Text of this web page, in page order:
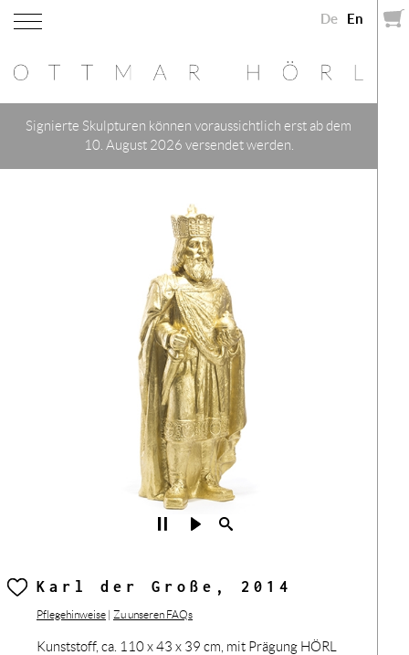
De En
Signierte Skulpturen können voraussichtlich erst ab dem
10. August 2026 versendet werden.
Karl der Große, 2014
Pflegehinweise | Zu unseren FAQs
Kunststoff, ca. 110 x 43 x 39 cm, mit Prägung HÖRL